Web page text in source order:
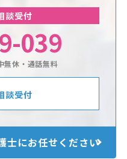
談受付
039
無休・通話無料
談受付
士にお任せください